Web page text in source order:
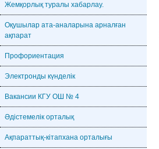
Жемқорлық туралы хабарлау.
Оқушылар ата-аналарына арналған
ақпарат
Профориентация
Электронды күнделік
Вакансии КГУ ОШ № 4
Әдістемелік орталық
Ақпараттық-кітапхана орталығы